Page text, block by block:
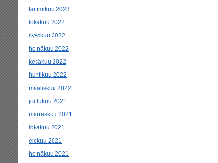
tammikuu 2023
lokakuu 2022
syyskuu 2022
heinäkuu 2022
kesäkuu 2022
huhtikuu 2022
maaliskuu 2022
joulukuu 2021
marraskuu 2021
lokakuu 2021
elokuu 2021
heinäkuu 2021